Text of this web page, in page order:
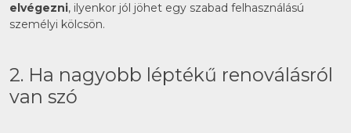
elvégezni, ilyenkor jól jöhet egy szabad felhasználású
személyi kölcsön.
2. Ha nagyobb léptékű renoválásról
van szó